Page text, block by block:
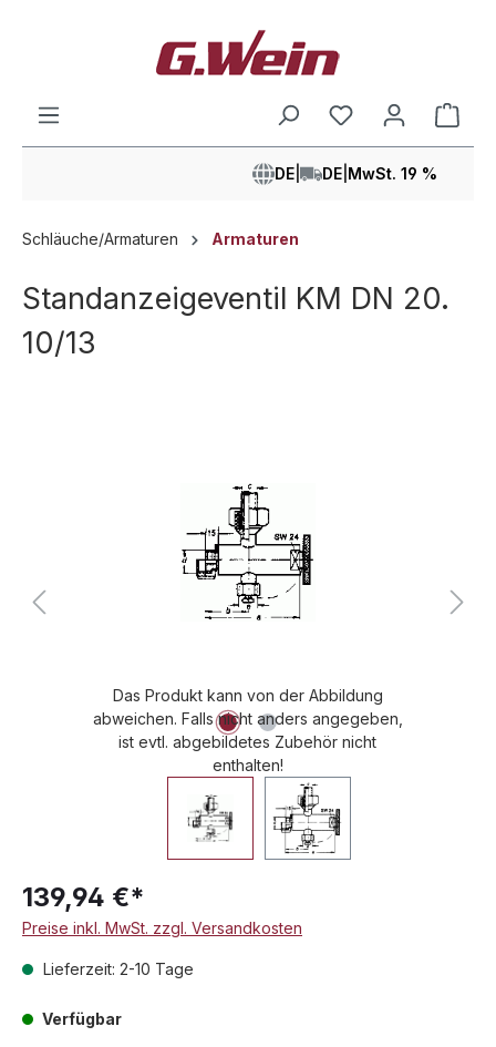
DE DE MwSt. 19 %
Schläuche/Armaturen Armaturen
Standanzeigeventil KM DN 20.
10/13
Das Produkt kann von der Abbildung
abweichen. Falls nicht anders angegeben,
ist evtl. abgebildetes Zubehör nicht
enthalten!
139,94 €*
Preise inkl. MwSt. zzgl. Versandkosten
Lieferzeit: 2-10 Tage
Verfügbar